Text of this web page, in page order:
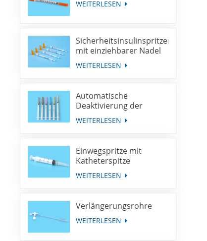
WEITERLESEN
Sicherheitsinsulinspritzen
mit einziehbarer Nadel
WEITERLESEN
Automatische
Deaktivierung der
Spritze für die
Immunisierung mit
WEITERLESEN
Einwegspritze mit
Katheterspitze
WEITERLESEN
Verlängerungsrohre
WEITERLESEN